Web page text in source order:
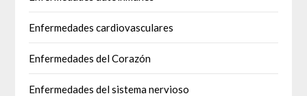
Enfermedades cardiovasculares
Enfermedades del Corazón
Enfermedades del sistema nervioso